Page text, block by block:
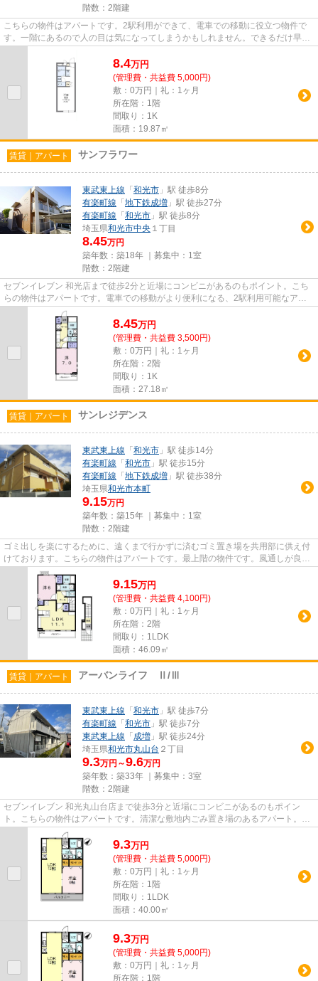
階数：2階建
こちらの物件はアパートです。2駅利用ができて、電車での移動に役立つ物件で
す。一階にあるので人の目は気になってしまうかもしれません。できるだけ早め
8.4万円
(管理費・共益費 5,000円)
敷：0万円｜礼：1ヶ月
所在階：1階
間取り：1K
面積：19.87㎡
賃貸｜アパート サンフラワー
東武東上線 「 和光市 」駅 徒歩8分
有楽町線 「 地下鉄成増 」駅 徒歩27分
有楽町線 「 和光市 」駅 徒歩8分
埼玉県和光市中央 １丁目
8.45万円
築年数：築18年 ｜募集中： 1室
階数：2階建
セブンイレブン 和光店まで徒歩2分と近場にコンビニがあるのもポイント。こち
らの物件はアパートです。電車での移動がより便利になる、2駅利用可能なアパ
ートです。最上階の物件です。...
8.45万円
(管理費・共益費 3,500円)
敷：0万円｜礼：1ヶ月
所在階：2階
間取り：1K
面積：27.18㎡
賃貸｜アパート サンレジデンス
東武東上線 「 和光市 」駅 徒歩14分
有楽町線 「 和光市 」駅 徒歩15分
有楽町線 「 地下鉄成増 」駅 徒歩38分
埼玉県和光市本町
9.15万円
築年数：築15年 ｜募集中： 1室
階数：2階建
ゴミ出しを楽にするために、遠くまで行かずに済むゴミ置き場を共用部に供え付
けております。こちらの物件はアパートです。最上階の物件です。風通しが良
く、熱がこもりにくいので、室...
9.15万円
(管理費・共益費 4,100円)
敷：0万円｜礼：1ヶ月
所在階：2階
間取り：1LDK
面積：46.09㎡
賃貸｜アパート アーバンライフ Ⅱ/Ⅲ
東武東上線 「 和光市 」駅 徒歩7分
有楽町線 「 和光市 」駅 徒歩7分
東武東上線 「 成増 」駅 徒歩24分
埼玉県和光市丸山台 ２丁目
9.3万円～9.6万円
築年数：築33年 ｜募集中： 3室
階数：2階建
セブンイレブン 和光丸山台店まで徒歩3分と近場にコンビニがあるのもポイン
ト。こちらの物件はアパートです。清潔な敷地内ごみ置き場のあるアパート。一
階にあるので人の目は気になっ...
9.3万円
(管理費・共益費 5,000円)
敷：0万円｜礼：1ヶ月
所在階：1階
間取り：1LDK
面積：40.00㎡
9.3万円
(管理費・共益費 5,000円)
敷：0万円｜礼：1ヶ月
所在階：1階